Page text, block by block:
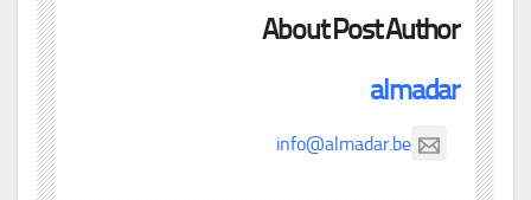
About Post Author
almadar
info@almadar.be